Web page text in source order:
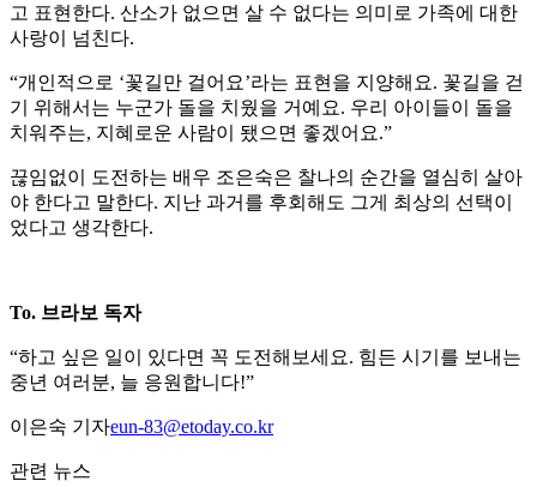
고 표현한다. 산소가 없으면 살 수 없다는 의미로 가족에 대한
사랑이 넘친다.
“개인적으로 ‘꽃길만 걸어요’라는 표현을 지양해요. 꽃길을 걷
기 위해서는 누군가 돌을 치웠을 거예요. 우리 아이들이 돌을
치워주는, 지혜로운 사람이 됐으면 좋겠어요.”
끊임없이 도전하는 배우 조은숙은 찰나의 순간을 열심히 살아
야 한다고 말한다. 지난 과거를 후회해도 그게 최상의 선택이
었다고 생각한다.
To. 브라보 독자
“하고 싶은 일이 있다면 꼭 도전해보세요. 힘든 시기를 보내는
중년 여러분, 늘 응원합니다!”
이은숙 기자eun-83@etoday.co.kr
관련 뉴스